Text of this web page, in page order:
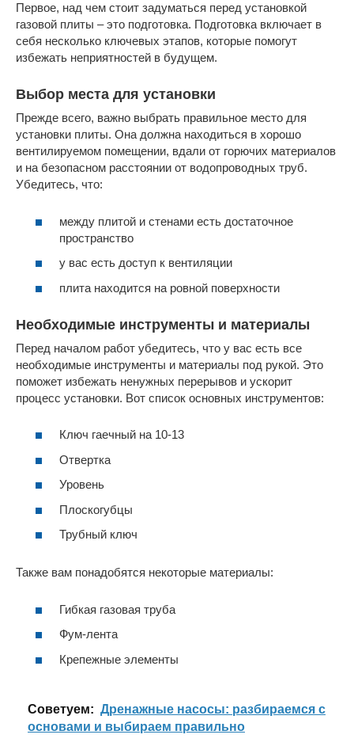
Первое, над чем стоит задуматься перед установкой
газовой плиты – это подготовка. Подготовка включает в
себя несколько ключевых этапов, которые помогут
избежать неприятностей в будущем.
Выбор места для установки
Прежде всего, важно выбрать правильное место для
установки плиты. Она должна находиться в хорошо
вентилируемом помещении, вдали от горючих материалов
и на безопасном расстоянии от водопроводных труб.
Убедитесь, что:
между плитой и стенами есть достаточное
пространство
у вас есть доступ к вентиляции
плита находится на ровной поверхности
Необходимые инструменты и материалы
Перед началом работ убедитесь, что у вас есть все
необходимые инструменты и материалы под рукой. Это
поможет избежать ненужных перерывов и ускорит
процесс установки. Вот список основных инструментов:
Ключ гаечный на 10-13
Отвертка
Уровень
Плоскогубцы
Трубный ключ
Также вам понадобятся некоторые материалы:
Гибкая газовая труба
Фум-лента
Крепежные элементы
Cоветуем: Дренажные насосы: разбираемся с
основами и выбираем правильно